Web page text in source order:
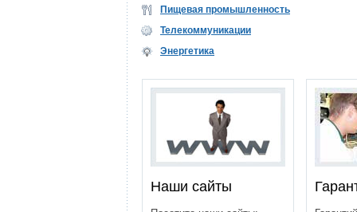
Пищевая промышленность
Телекоммуникации
Энергетика
Наши сайты